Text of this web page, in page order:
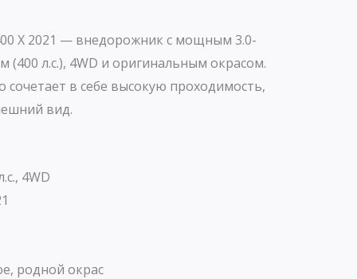
X 2021 — внедорожник с мощным 3.0-
(400 л.с.), 4WD и оригинальным окрасом.
сочетает в себе высокую проходимость,
вид.
4WD
родной окрас